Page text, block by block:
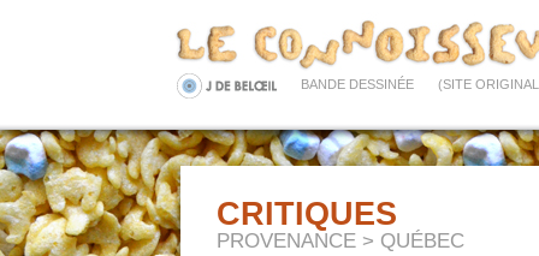
BANDE DESSINÉE (SITE
CRITIQUES
PROVENANCE > QUÉBEC